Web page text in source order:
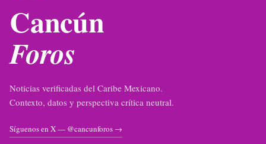
Cancún
Foros
Noticias verificadas del Caribe Mexicano.
Contexto, datos y perspectiva crítica neutral.
Síguenos en X — @cancunforos →